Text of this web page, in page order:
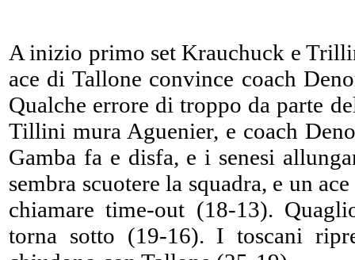
A inizio primo set Krauchuck e
ace di Tallone convince coach
Qualche errore di troppo da parte
Tillini mura Aguenier, e coach
Gamba fa e disfa, e i senesi
sembra scuotere la squadra, e un
chiamare time-out (18-13).
torna sotto (19-16). I toscani